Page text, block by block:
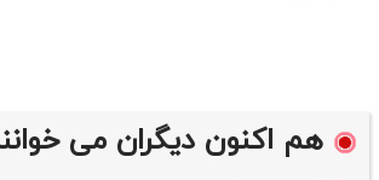
هم اکنون دیگران می